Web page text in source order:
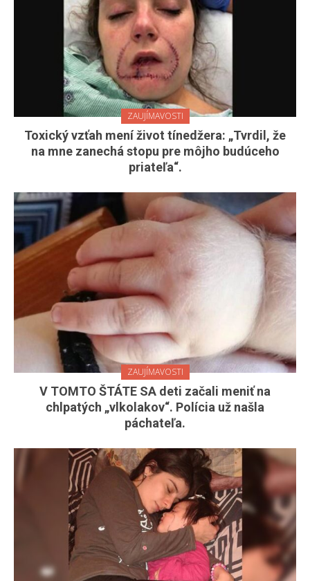
ZAUJÍMAVOSTI
Toxický vzťah mení život tínedžera: „Tvrdil, že
na mne zanechá stopu pre môjho budúceho
priateľa“.
ZAUJÍMAVOSTI
V TOMTO ŠTÁTE SA deti začali meniť na
chlpatých „vlkolakov“. Polícia už našla
páchateľa.